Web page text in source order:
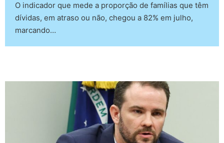
O indicador que mede a proporção de famílias que têm
dívidas, em atraso ou não, chegou a 82% em julho,
marcando…